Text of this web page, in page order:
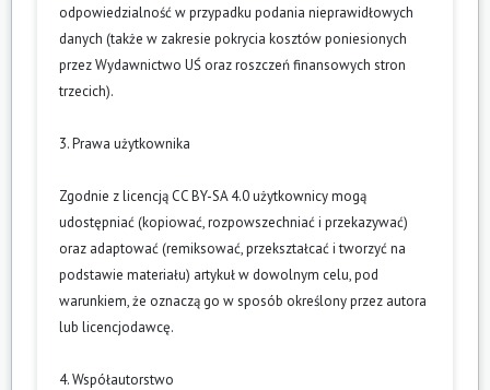
odpowiedzialność w przypadku podania nieprawidłowych
danych (także w zakresie pokrycia kosztów poniesionych
przez Wydawnictwo UŚ oraz roszczeń finansowych stron
trzecich).
3. Prawa użytkownika
Zgodnie z licencją CC BY-SA 4.0 użytkownicy mogą
udostępniać (kopiować, rozpowszechniać i przekazywać)
oraz adaptować (remiksować, przekształcać i tworzyć na
podstawie materiału) artykuł w dowolnym celu, pod
warunkiem, że oznaczą go w sposób określony przez autora
lub licencjodawcę.
4. Współautorstwo